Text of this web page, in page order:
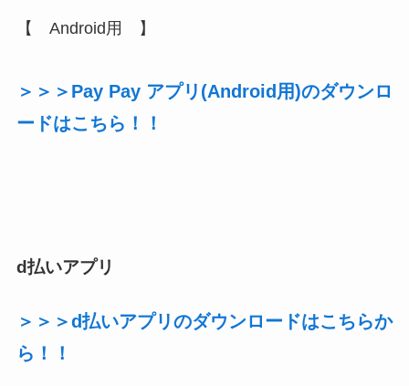
【 Android用 】
＞＞＞Pay Pay アプリ(Android用)のダウンロ
ードはこちら！！
d払いアプリ
＞＞＞d払いアプリのダウンロードはこちらか
ら！！